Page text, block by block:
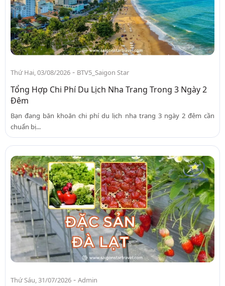
Thứ Hai, 03/08/2026 - BTV5_Saigon Star
Tổng Hợp Chi Phí Du Lịch Nha Trang Trong 3 Ngày 2
Đêm
Bạn đang băn khoăn chi phí du lịch nha trang 3 ngày 2 đêm cần
chuẩn bị...
Thứ Sáu, 31/07/2026 - Admin